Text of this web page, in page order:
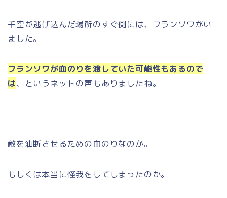
千空が逃げ込んだ場所のすぐ側には、フランソワがい
ました。
フランソワが血のりを渡していた可能性もあるので
は、というネットの声もありましたね。
敵を油断させるための血のりなのか。
もしくは本当に怪我をしてしまったのか。